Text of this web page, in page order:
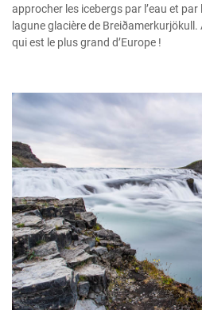
approcher les icebergs par l’eau et
lagune glacière de Breiðamerkurjökull.
qui est le plus grand d’Europe !